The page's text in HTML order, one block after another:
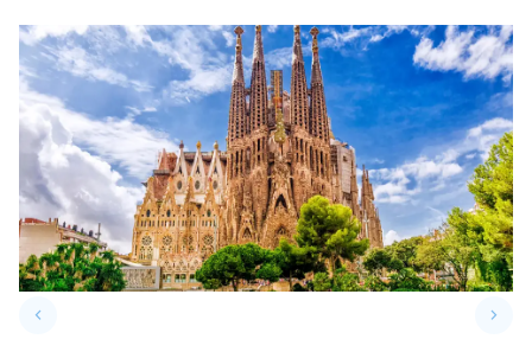
keyboard_arrow_leftPrevious slide keyboard_arrow_right